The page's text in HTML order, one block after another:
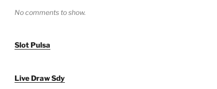
No comments to show.
Slot Pulsa
Live Draw Sdy